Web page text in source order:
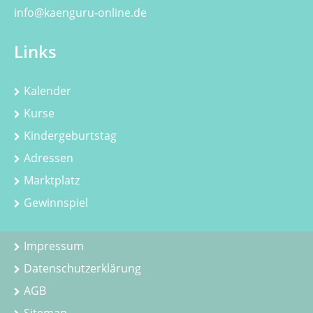
info@kaenguru-online.de
Links
Kalender
Kurse
Kindergeburtstag
Adressen
Marktplatz
Gewinnspiel
Impressum
Datenschutzerklärung
AGB